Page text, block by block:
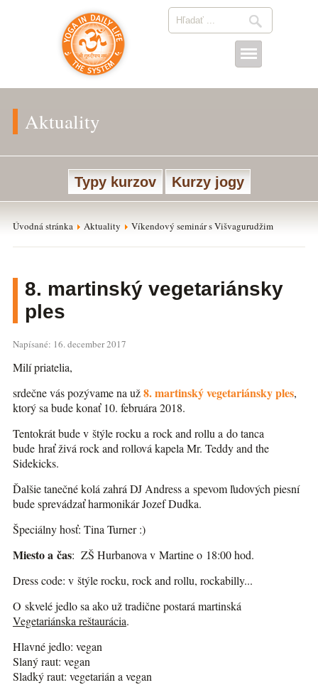
Aktuality
Typy kurzov Kurzy jogy
Úvodná stránka Aktuality Víkendový seminár s Višvagurudžim
8. martinský vegetariánsky
ples
Napísané: 16. december 2017
Milí priatelia,
srdečne vás pozývame na už8. martinský vegetariánsky ples,
ktorý sa bude konať 10. februára 2018.
Tentokrát bude v štýle rocku a rock and rollu a do tanca
bude hrať živá rock and rollová kapela Mr. Teddy and the
Sidekicks.
Ďalšie tanečné kolá zahrá DJ Andress a spevom ľudových piesní
bude sprevádzať harmonikár Jozef Dudka.
Špeciálny hosť: Tina Turner :)
Miesto a čas: ZŠ Hurbanova v Martine o 18:00 hod.
Dress code: v štýle rocku, rock and rollu, rockabilly...
O skvelé jedlo sa ako už tradične postará martinská
Vegetariánska reštaurácia.
Hlavné jedlo: vegan
Slaný raut: vegan
Sladký raut: vegetarián a vegan